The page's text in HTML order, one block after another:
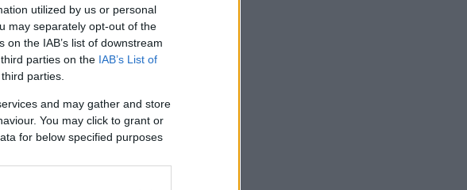
utilized by us or personal
may separately opt-out of the
the IAB’s list of downstream
parties on the IAB’s List of
parties.
and may gather and store
You may click to grant or
for below specified purposes